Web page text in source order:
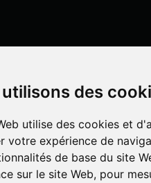
des
utilise des cookies et
votre expérience de
de base du site
sur le site Web, pour
EN LIGNE